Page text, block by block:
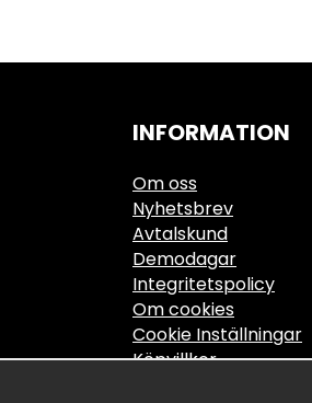
INFORMATION
Om oss
Nyhetsbrev
Avtalskund
Demodagar
Integritetspolicy
Om cookies
Cookie Inställningar
Köpvillkor